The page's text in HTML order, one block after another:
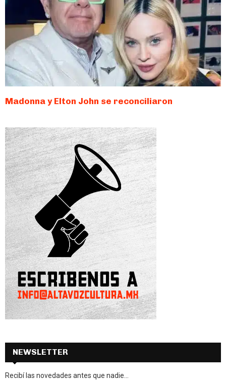
Madonna y Elton John se reconciliaron
NEWSLETTER
Recibí las novedades antes que nadie...